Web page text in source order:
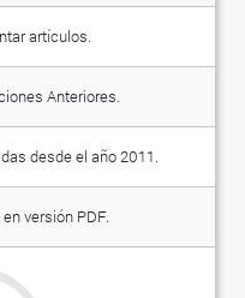
artículos.
Anteriores.
desde el año 2011.
versión PDF.